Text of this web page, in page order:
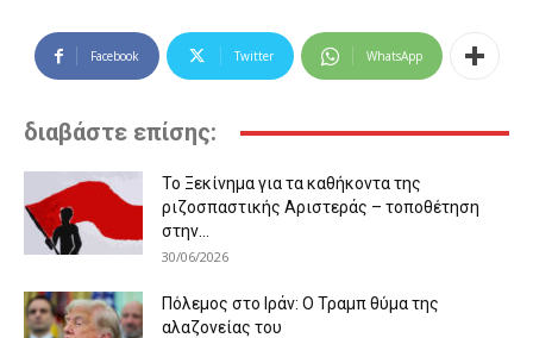
Facebook Twitter WhatsApp
διαβάστε επίσης:
Το Ξεκίνημα για τα καθήκοντα της
ριζοσπαστικής Αριστεράς – τοποθέτηση
στην...
30/06/2026
Πόλεμος στο Ιράν: Ο Τραμπ θύμα της
αλαζονείας του